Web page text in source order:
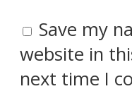
Save my
website in
next time I